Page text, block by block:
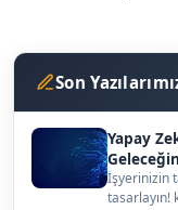
Son
Yapay
İşyerinizin